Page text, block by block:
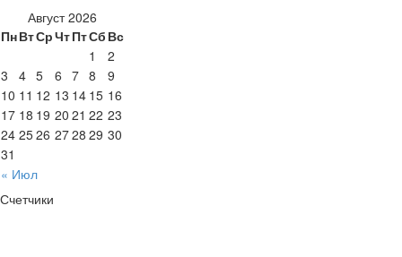
Август 2026
ПнВтСрЧтПтСб Вс
« Июл
1
2
3
4 5 6 7 8
9
10 11 12 13 14 15 16
17 18 19 20 21 22 23
24 2526 2728 29 30
31
Счетчики